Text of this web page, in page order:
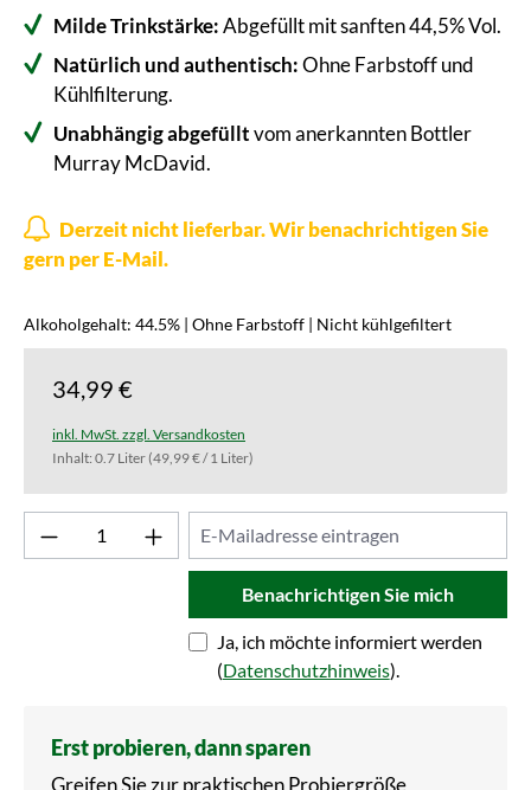
Milde Trinkstärke:Abgefüllt mit sanften 44,5% Vol.
Natürlich und authentisch:Ohne Farbstoff und
Kühlfilterung.
Unabhängig abgefülltvom anerkannten Bottler
Murray McDavid.
Derzeit nicht lieferbar. Wir benachrichtigen Sie
gern per E-Mail.
Alkoholgehalt: 44.5% | Ohne Farbstoff | Nicht kühlgefiltert
34,99 €
inkl. MwSt. zzgl. Versandkosten
Inhalt: 0.7 Liter(49,99 € / 1 Liter)
Benachrichtigen Sie mich
Ja, ich möchte informiert werden
(Datenschutzhinweis).
Erst probieren, dann sparen
Greifen Sie zur praktischen Probiergröße